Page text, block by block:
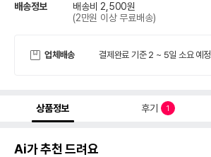
배송정보
배송비 2,500원
(2만원 이상 무료배송)
업체배송 결제완료 기준 2 ~ 5일 소요 예정
상품정보 후기 1
Ai가 추천 드려요